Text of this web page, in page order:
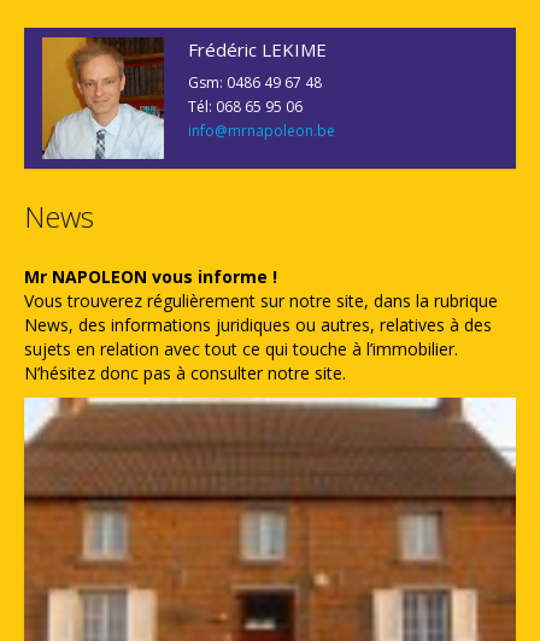
Frédéric LEKIME
Gsm: 0486 49 67 48
Tél: 068 65 95 06
info@mrnapoleon.be
News
Mr NAPOLEON vous informe !
Vous trouverez régulièrement sur notre site, dans la rubrique
News, des informations juridiques ou autres, relatives à des
sujets en relation avec tout ce qui touche à l’immobilier.
N’hésitez donc pas à consulter notre site.